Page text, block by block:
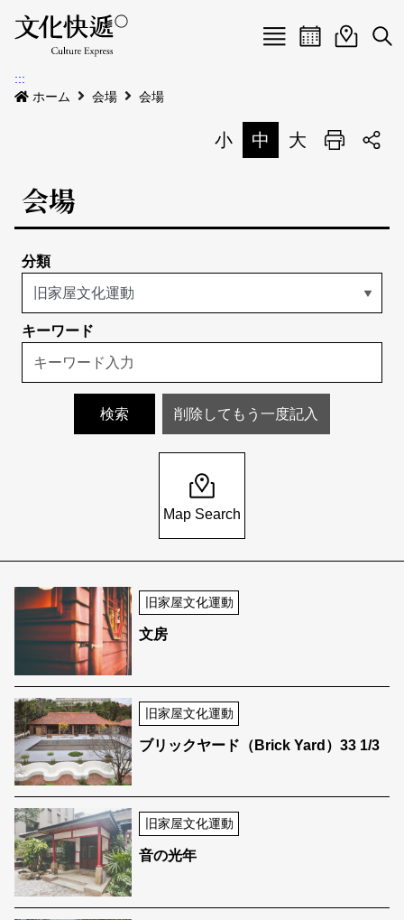
Menu
新着公告
会場地図
イベントリスト
イベントカレンダー
私たちについて
私たちについて
English
イベントカレ
イベン検
:::
ホーム
会場 会場
小 中 大 印刷
会場
分類
キーワード
Map Search
旧家屋文化運動
文房
旧家屋文化運動
ブリックヤード（Brick Yard）33 1/3
旧家屋文化運動
音の光年